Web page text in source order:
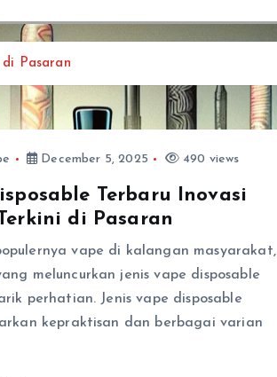
di Pasaran
December 5, 2025 490 views
Terbaru Inovasi
di Pasaran
vape di kalangan masyarakat,
meluncurkan jenis vape disposable
perhatian. Jenis vape disposable
kepraktisan dan berbagai varian